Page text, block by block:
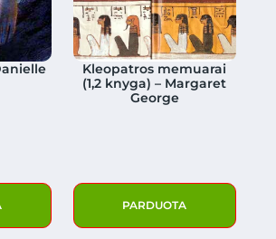
Kleopatros memuarai
(1,2 knyga) – Margaret
George
PARDUOTA